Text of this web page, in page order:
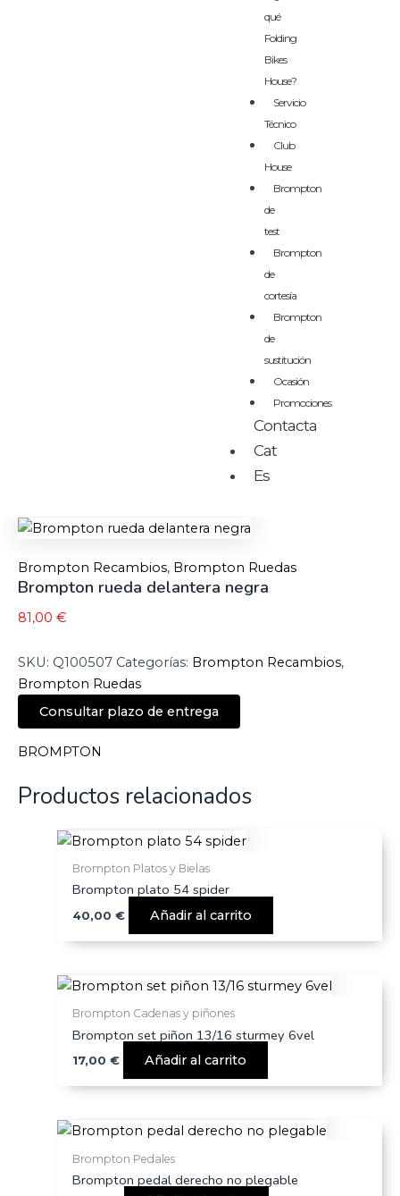
qué
Folding
Bikes
House?
Servicio
Técnico
Club
House
Brompton
de
test
Brompton
de
cortesía
Brompton
de
sustitución
Ocasión
Promociones
Contacta
Cat
Es
Brompton Recambios, Brompton Ruedas
Brompton rueda delantera negra
81,00 €
SKU: Q100507 Categorías: Brompton Recambios,
Brompton Ruedas
Consultar plazo de entrega
BROMPTON
Productos relacionados
Brompton Platos y Bielas
Brompton plato 54 spider
40,00€ Añadir al carrito
Brompton Cadenas y piñones
Brompton set piñon 13/16 sturmey 6vel
17,00€ Añadir al carrito
Brompton Pedales
Brompton pedal derecho no plegable